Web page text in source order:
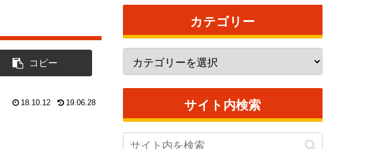
コピー
18.10.12 19.06.28
カテゴリー
サイト内検索